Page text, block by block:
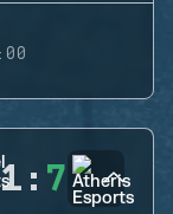
1 : 7